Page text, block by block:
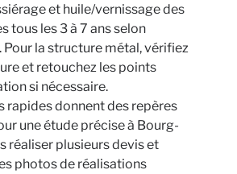
et huile/vernissage des
tous les 3 à 7 ans selon
Pour la structure métal, vérifiez
et retouchez les points
si nécessaire.
rapides donnent des repères
une étude précise à Bourg-
réaliser plusieurs devis et
photos de réalisations